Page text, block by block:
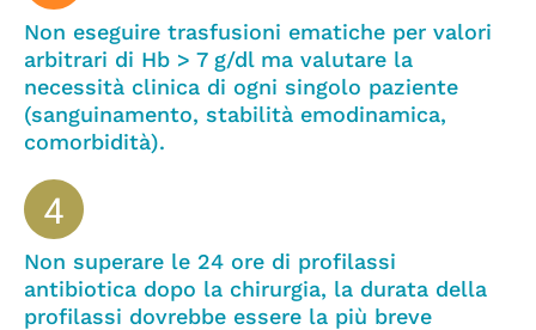
Non eseguire trasfusioni ematiche per valori
arbitrari di Hb > 7 g/dl ma valutare la
necessità clinica di ogni singolo paziente
(sanguinamento, stabilità emodinamica,
comorbidità).
Non superare le 24 ore di profilassi
antibiotica dopo la chirurgia, la durata della
profilassi dovrebbe essere la più breve